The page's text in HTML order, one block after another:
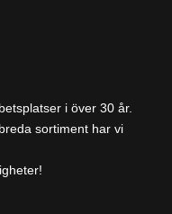
i över 30 år.
sortiment har vi